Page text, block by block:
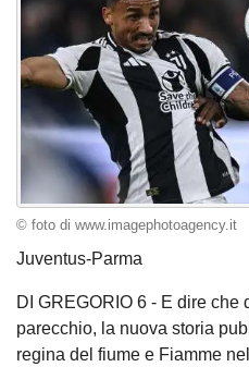
© foto di www.imagephotoagency.it
Juventus-Parma
DI GREGORIO 6 - E dire che
parecchio, la nuova storia
regina del fiume e Fiamme